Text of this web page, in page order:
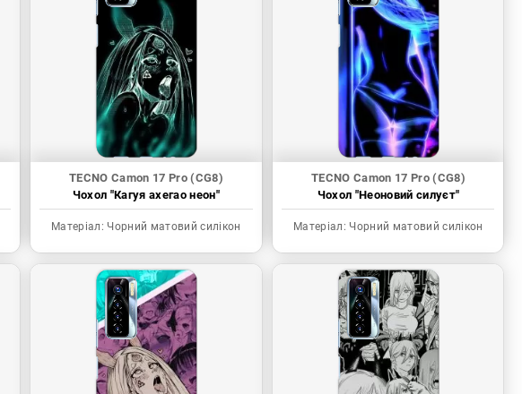
TECNO Camon 17 Pro (CG8)
Чохол "Кагуя ахегао неон"
Матеріал: Чорний матовий силікон
TECNO Camon 17 Pro (CG8)
Чохол "Неоновий силуєт"
Матеріал: Чорний матовий силікон